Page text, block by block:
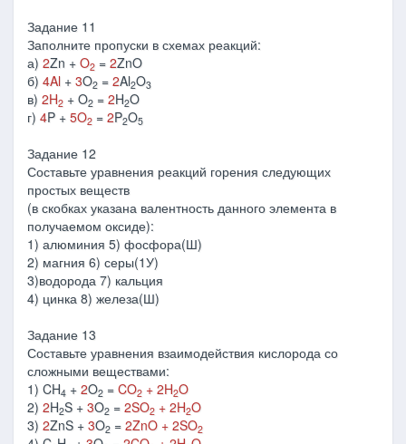
Задание 11
Заполните пропуски в схемах реакций:
а) 2Zn + O2 = 2ZnO
б) 4Al + 3O2 = 2Al2O3
в) 2H2 + O2 = 2H2O
г) 4P + 5O2 = 2P2O5
Задание 12
Составьте уравнения реакций горения следующих
простых веществ
(в скобках указана валентность данного элемента в
получаемом оксиде):
1) алюминия 5) фосфора(Ш)
2) магния 6) серы(1У)
3)водорода 7) кальция
4) цинка 8) железа(Ш)
Задание 13
Составьте уравнения взаимодействия кислорода со
сложными веществами:
1) CH4 + 2O2 = CO2 + 2H2O
2) 2H2S + 3O2 = 2SO2 + 2H2O
3) 2ZnS + 3O2 = 2ZnO + 2SO2